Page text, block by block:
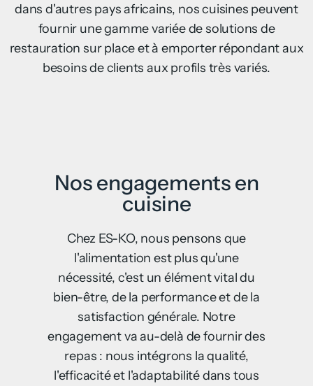
dans d'autres pays africains, nos cuisines peuvent
fournir une gamme variée de solutions de
restauration sur place et à emporter répondant aux
besoins de clients aux profils très variés.
Nos engagements en
cuisine
Chez ES-KO, nous pensons que
l'alimentation est plus qu'une
nécessité, c'est un élément vital du
bien-être, de la performance et de la
satisfaction générale. Notre
engagement va au-delà de fournir des
repas : nous intégrons la qualité,
l'efficacité et l'adaptabilité dans tous